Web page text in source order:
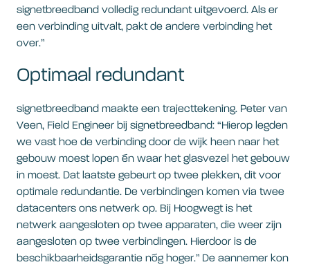
signetbreedband volledig redundant uitgevoerd. Als er
een verbinding uitvalt, pakt de andere verbinding het
over.”
Optimaal redundant
signetbreedband maakte een trajecttekening. Peter van
Veen, Field Engineer bij signetbreedband: “Hierop legden
we vast hoe de verbinding door de wijk heen naar het
gebouw moest lopen én waar het glasvezel het gebouw
in moest. Dat laatste gebeurt op twee plekken, dit voor
optimale redundantie. De verbindingen komen via twee
datacenters ons netwerk op. Bij Hoogwegt is het
netwerk aangesloten op twee apparaten, die weer zijn
aangesloten op twee verbindingen. Hierdoor is de
beschikbaarheidsgarantie nóg hoger.” De aannemer kon